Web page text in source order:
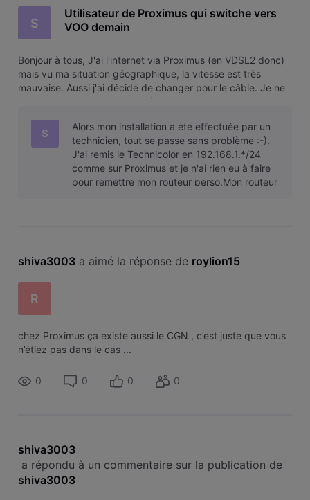
S
Utilisateur de Proximus qui switche vers
VOO demain
Bonjour à tous, J'ai l'internet via Proximus (en VDSL2 donc)
mais vu ma situation géographique, la vitesse est très
mauvaise. Aussi j'ai décidé de changer pour le câble. Je ne
suis pas intéressé par la télé (VOO Corder etc.), juste par
InternS
Alors mon installation a été effectuée par un
technicien, tout se passe sans problème :-).
J'ai remis le Technicolor en 192.168.1.*/24
comme sur Proximus et je n'ai rien eu à faire
pour remettre mon routeur perso.Mon routeur
shiva3003 a aimé la réponse de roylion15
R
chez Proximus ça existe aussi le CGN , c’est juste que vous
n’étiez pas dans le cas ...
0 0 0 0
shiva3003
a répondu à un commentaire sur la publication de
shiva3003